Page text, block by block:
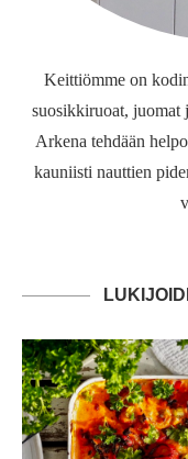
Keittiömme on
suosikkiruoat, juomat
Arkena tehdään
kauniisti nauttien